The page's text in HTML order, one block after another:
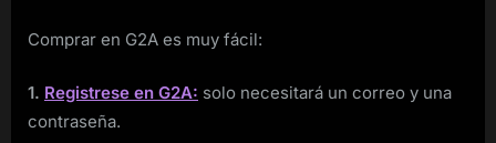
Comprar en G2A es muy fácil:
1. Registrese en G2A: solo necesitará un correo y una
contraseña.